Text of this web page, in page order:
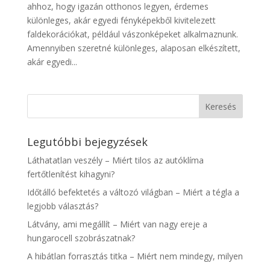
ahhoz, hogy igazán otthonos legyen, érdemes
különleges, akár egyedi fényképekből kivitelezett
faldekorációkat, például vászonképeket alkalmaznunk.
Amennyiben szeretné különleges, alaposan elkészített,
akár egyedi...
Legutóbbi bejegyzések
Láthatatlan veszély – Miért tilos az autóklíma
fertőtlenítést kihagyni?
Időtálló befektetés a változó világban – Miért a tégla a
legjobb választás?
Látvány, ami megállít – Miért van nagy ereje a
hungarocell szobrászatnak?
A hibátlan forrasztás titka – Miért nem mindegy, milyen